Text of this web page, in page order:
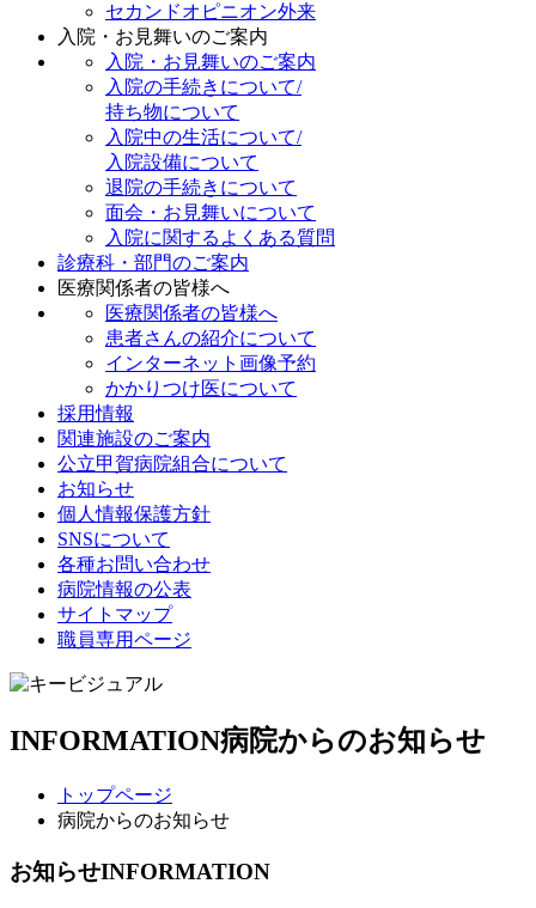
セカンドオピニオン外来
入院・お見舞いのご案内
入院・お見舞いのご案内
入院の手続きについて/
持ち物について
入院中の生活について/
入院設備について
退院の手続きについて
面会・お見舞いについて
入院に関するよくある質問
診療科・部門のご案内
医療関係者の皆様へ
医療関係者の皆様へ
患者さんの紹介について
インターネット画像予約
かかりつけ医について
採用情報
関連施設のご案内
公立甲賀病院組合について
お知らせ
個人情報保護方針
SNSについて
各種お問い合わせ
病院情報の公表
サイトマップ
職員専用ページ
INFORMATION病院からのお知らせ
トップページ
病院からのお知らせ
お知らせINFORMATION